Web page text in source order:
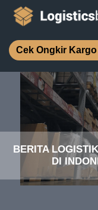
Cek Ongkir Kargo
BERITA
DI